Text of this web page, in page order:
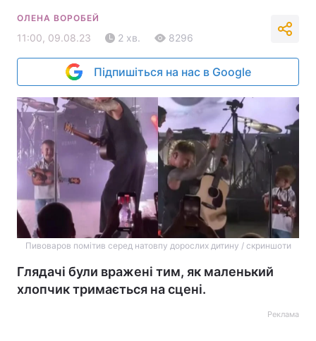
ОЛЕНА ВОРОБЕЙ
11:00, 09.08.23 2 хв. 8296
Підпишіться на нас в Google
Пивоваров помітив серед натовпу дорослих дитину / скриншоти
Глядачі були вражені тим, як маленький
хлопчик тримається на сцені.
Реклама